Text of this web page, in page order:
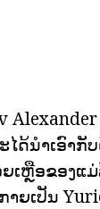
ດ້ນໍາເອົາກັ
ຫຼືອຂອງແ
ຍເປັນ